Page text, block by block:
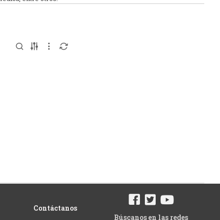
Contáctanos
Búscanos en las redes